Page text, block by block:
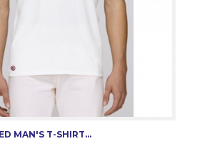
MAN'S T-SHIRT...